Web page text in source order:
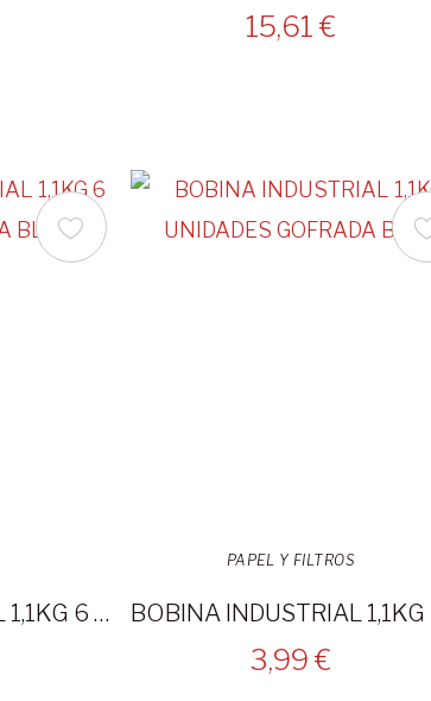
15,61 €
BOBINA INDUSTRIAL 1,1KG 6 UNIDADES GOFRADA BLANCA
PAPEL Y FILTROS
3,99 €